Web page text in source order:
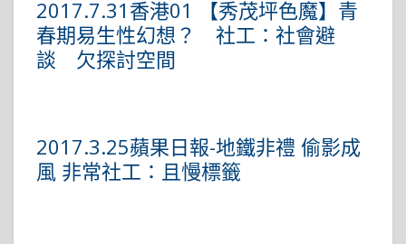
2017.7.31香港01 【秀茂坪色魔】青
春期易生性幻想？ 社工：社會避
談 欠探討空間
2017.3.25蘋果日報-地鐵非禮 偷影成
風 非常社工：且慢標籤